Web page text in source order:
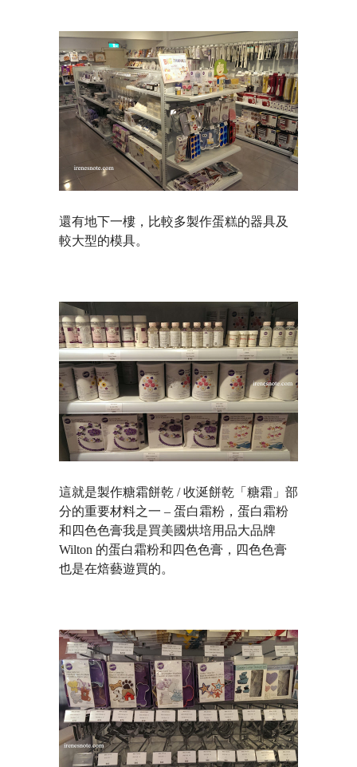
還有地下一樓，比較多製作蛋糕的器具及
較大型的模具。
這就是製作糖霜餅乾 / 收涎餅乾「糖霜」部
分的重要材料之一 – 蛋白霜粉，蛋白霜粉
和四色色膏我是買美國烘培用品大品牌
Wilton 的蛋白霜粉和四色色膏，四色色膏
也是在焙藝遊買的。